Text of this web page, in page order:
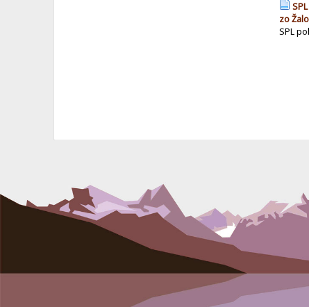
zo
SPL